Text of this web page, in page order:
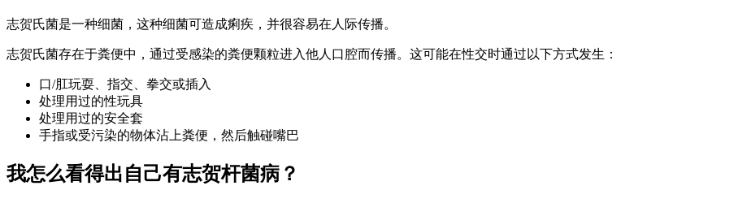
志贺氏菌是一种细菌，这种细菌可造成痢疾，并很容易在人际传播。
志贺氏菌存在于粪便中，通过受感染的粪便颗粒进入他人口腔而传播。这可能在性交时通过以下方式发生：
口/肛玩耍、指交、拳交或插入
处理用过的性玩具
处理用过的安全套
手指或受污染的物体沾上粪便，然后触碰嘴巴
我怎么看得出自己有志贺杆菌病？